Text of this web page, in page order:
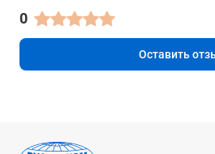
да
Жидкостный, сапфировые опоры
да
Точность компаса
0
Оставить